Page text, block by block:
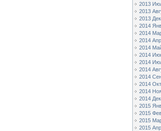
2013
2013
2013
2014
2014
2014
2014
2014
2014
2014
2014
2014
2014
2014
2015
2015
2015
2015